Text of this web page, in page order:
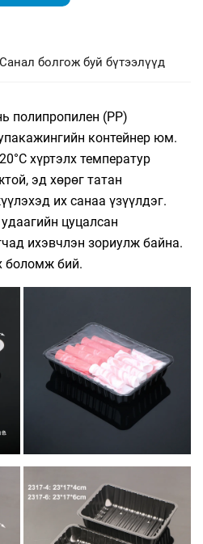
Санал болгож буй бүтээлүүд
полипропилен (PP)
контейнер юм.
хүртэлх температур
эд хөрөг татан
их санаа үзүүлдэг.
цуцалсан
ихэвчлэн зориулж байна.
боломж бий.​